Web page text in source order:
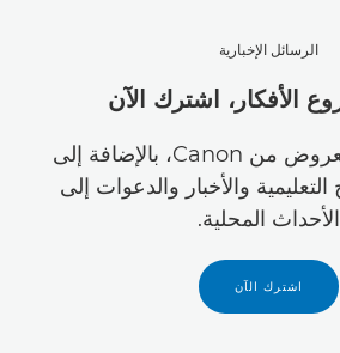
الرسائل الإخبارية
الأفكار، اشترك الآن
لا تفوّت أحدث العروض من Canon، بالإضافة إلى
التعليمية والأخبار والدعوات إلى
الأحداث المحلية.
اشترك الآن